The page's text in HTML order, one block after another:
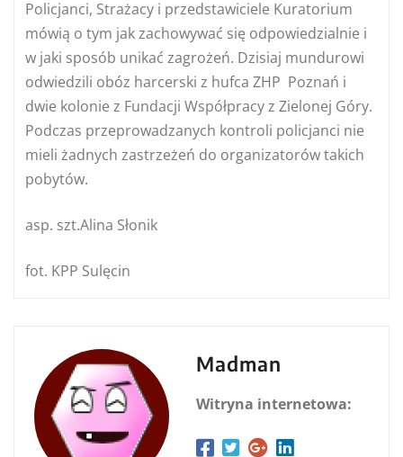
Policjanci, Strażacy i przedstawiciele Kuratorium
mówią o tym jak zachowywać się odpowiedzialnie i
w jaki sposób unikać zagrożeń. Dzisiaj mundurowi
odwiedzili obóz harcerski z hufca ZHP Poznań i
dwie kolonie z Fundacji Współpracy z Zielonej Góry.
Podczas przeprowadzanych kontroli policjanci nie
mieli żadnych zastrzeżeń do organizatorów takich
pobytów.
asp. szt.Alina Słonik
fot. KPP Sulęcin
Madman
Witryna internetowa: